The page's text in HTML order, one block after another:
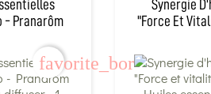
- Pranarôm
favorite_border
Synergie
"Force Et